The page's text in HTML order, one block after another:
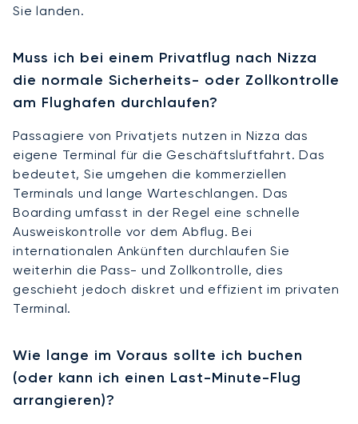
Sie landen.
Muss ich bei einem Privatflug nach Nizza
die normale Sicherheits- oder Zollkontrolle
am Flughafen durchlaufen?
Passagiere von Privatjets nutzen in Nizza das
eigene Terminal für die Geschäftsluftfahrt. Das
bedeutet, Sie umgehen die kommerziellen
Terminals und lange Warteschlangen. Das
Boarding umfasst in der Regel eine schnelle
Ausweiskontrolle vor dem Abflug. Bei
internationalen Ankünften durchlaufen Sie
weiterhin die Pass- und Zollkontrolle, dies
geschieht jedoch diskret und effizient im privaten
Terminal.
Wie lange im Voraus sollte ich buchen
(oder kann ich einen Last-Minute-Flug
arrangieren)?